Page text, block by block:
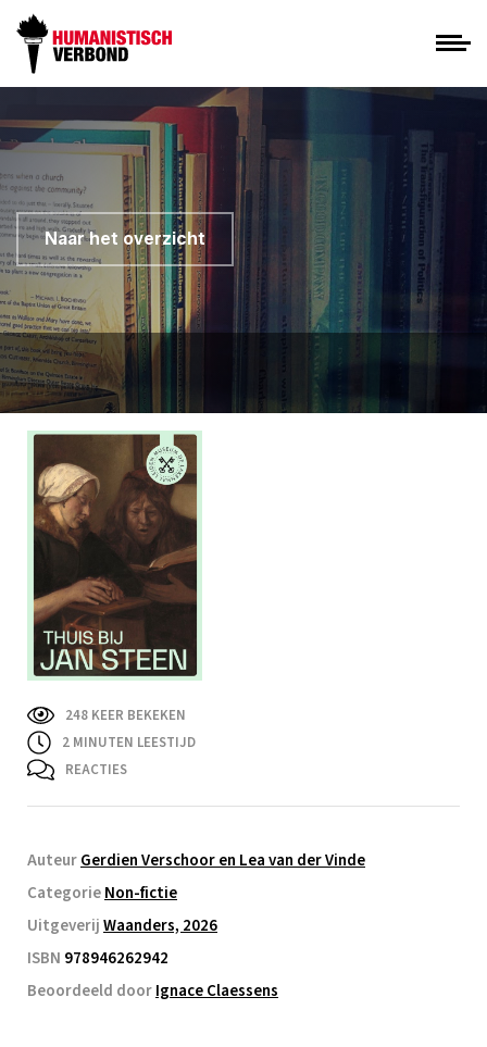
Naar het overzicht
248 KEER BEKEKEN
2 MINUTEN LEESTIJD
REACTIES
AuteurGerdien Verschoor en Lea van der Vinde
CategorieNon-fictie
UitgeverijWaanders, 2026
ISBN 978946262942
Beoordeeld doorIgnace Claessens